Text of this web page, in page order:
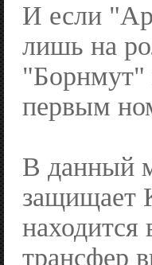
И если
лишь на
"Борнмут"
первым
В данный
защищает
находится
трансфер